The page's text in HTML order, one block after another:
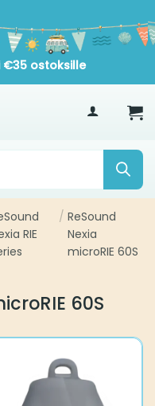
€35ostoksille
RIE
/ ReSound
Nexia
microRIE 60S
60S